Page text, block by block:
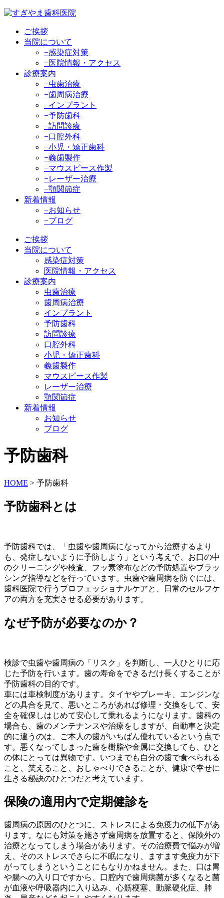
ご挨拶
当院について
−感染症対策
−医院情報・アクセス
診療案内
−虫歯治療
−歯周病治療
−インプラント
−予防歯科
−訪問診療
−口腔外科
−小児・矯正歯科
−義歯製作
−マウスピース作製
−レーザー治療
−顎関節症
新着情報
−お知らせ
−ブログ
ご挨拶
当院について
感染症対策
医院情報・アクセス
診療案内
虫歯治療
歯周病治療
インプラント
予防歯科
訪問診療
口腔外科
小児・矯正歯科
義歯製作
マウスピース作製
レーザー治療
顎関節症
新着情報
お知らせ
ブログ
予防歯科
HOME > 予防歯科
予防歯科とは
予防歯科では、「虫歯や歯周病になってから治療するより
も、発症しないように予防しよう」という考えで、お口の中
のクリーニングや検査、フッ素塗布などの予防処置やブラッ
シング指導などを行っています。虫歯や歯周病を防ぐには、
歯科医院で行うプロフェッショナルケアと、日常のセルフケ
アの両方を充実させる必要があります。
なぜ予防が必要なのか？
検診で虫歯や歯周病の「リスク」を判断し、一人ひとりに応
じた予防を行います。歯の寿命をできるだけ長くすることが
予防歯科の目的です。
車には車検制度があります。タイヤやブレーキ、エンジンな
どの具合を見て、悪いところがあれば修理・交換をして、安
全を確保しはじめて安心して乗れるようになります。歯科の
場合も、歯のメンテナンスや治療をしますが、自動車と決定
的に違うのは、ご本人の歯がいちばん優れているという点で
す。悪くなってしまった歯を樹脂や金属に交換しても、ひと
の体にとっては異物です。いつまでも自分の歯で食べられる
こと、笑えること、おしゃべりできることが、健康で幸せに
生きる秘訣のひとつだと考えています。
保険の適用内で定期健診を
歯周病の原因のひとつに、ストレスによる免疫力の低下があ
ります。なにも対策を施さず歯周病を放置すると、保険外の
治療となってしまう場合があります。その治療費で悩みが増
え、そのストレスでさらに不眠になり、ますます免疫力が下
がってしまうということにもなりかねません。また、口は胃
や腸への入り口ですから、口腔内で歯周病菌が多くなると菌
が血液や呼吸器内に入り込み、心筋梗塞、動脈硬化症、肺